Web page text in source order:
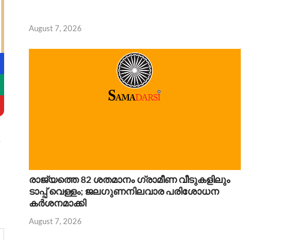
August 7, 2026
രാജ്യത്തെ 82 ശതമാനം ഗ്രാമീണ വീടുകളിലും
ടാപ്പ് വെള്ളം; ജലഗുണനിലവാര പരിശോധന
കർശനമാക്കി
August 7, 2026